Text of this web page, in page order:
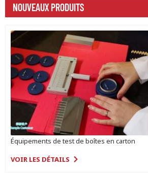
NOUVEAUX PRODUITS
Équipements de test de boîtes en carton
VOIR LES DÉTAILS